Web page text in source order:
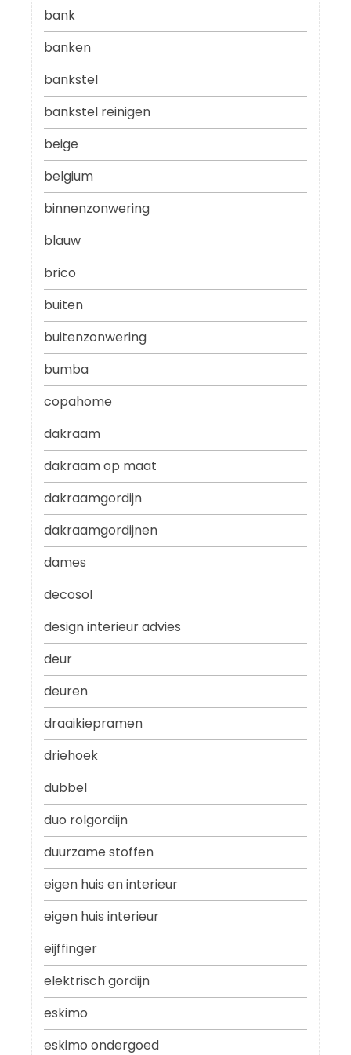
bank
banken
bankstel
bankstel reinigen
beige
belgium
binnenzonwering
blauw
brico
buiten
buitenzonwering
bumba
copahome
dakraam
dakraam op maat
dakraamgordijn
dakraamgordijnen
dames
decosol
design interieur advies
deur
deuren
draaikiepramen
driehoek
dubbel
duo rolgordijn
duurzame stoffen
eigen huis en interieur
eigen huis interieur
eijffinger
elektrisch gordijn
eskimo
eskimo ondergoed